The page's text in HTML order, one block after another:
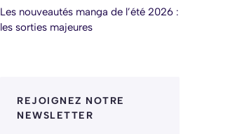
Les nouveautés manga de l’été 2026 :
les sorties majeures
REJOIGNEZ NOTRE
NEWSLETTER